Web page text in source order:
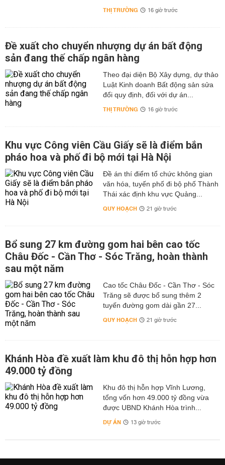
THỊ TRƯỜNG 16 giờ trước
Đề xuất cho chuyển nhượng dự án bất động
sản đang thế chấp ngân hàng
Theo đại diện Bộ Xây dựng, dự thảo
Luật Kinh doanh Bất động sản sửa
đổi quy định, đối với dự án...
THỊ TRƯỜNG 16 giờ trước
Khu vực Công viên Cầu Giấy sẽ là điểm bắn
pháo hoa và phố đi bộ mới tại Hà Nội
Đề án thí điểm tổ chức không gian
văn hóa, tuyến phố đi bộ phố Thành
Thái xác định khu vực Quảng...
QUY HOẠCH 21 giờ trước
Bổ sung 27 km đường gom hai bên cao tốc
Châu Đốc - Cần Thơ - Sóc Trăng, hoàn thành
sau một năm
Cao tốc Châu Đốc - Cần Thơ - Sóc
Trăng sẽ được bổ sung thêm 2
tuyến đường gom dài gần 27...
QUY HOẠCH 21 giờ trước
Khánh Hòa đề xuất làm khu đô thị hỗn hợp hơn
49.000 tỷ đồng
Khu đô thị hỗn hợp Vĩnh Lương,
tổng vốn hơn 49.000 tỷ đồng vừa
được UBND Khánh Hòa trình...
DỰ ÁN 13 giờ trước